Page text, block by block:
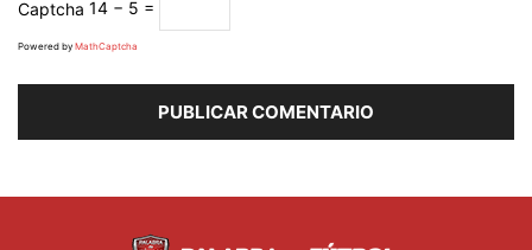
Captcha 14 − 5 =
Powered by MathCaptcha